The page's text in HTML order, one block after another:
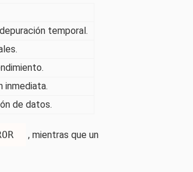
temporal.
inmediata.
de datos.
, mientras que un